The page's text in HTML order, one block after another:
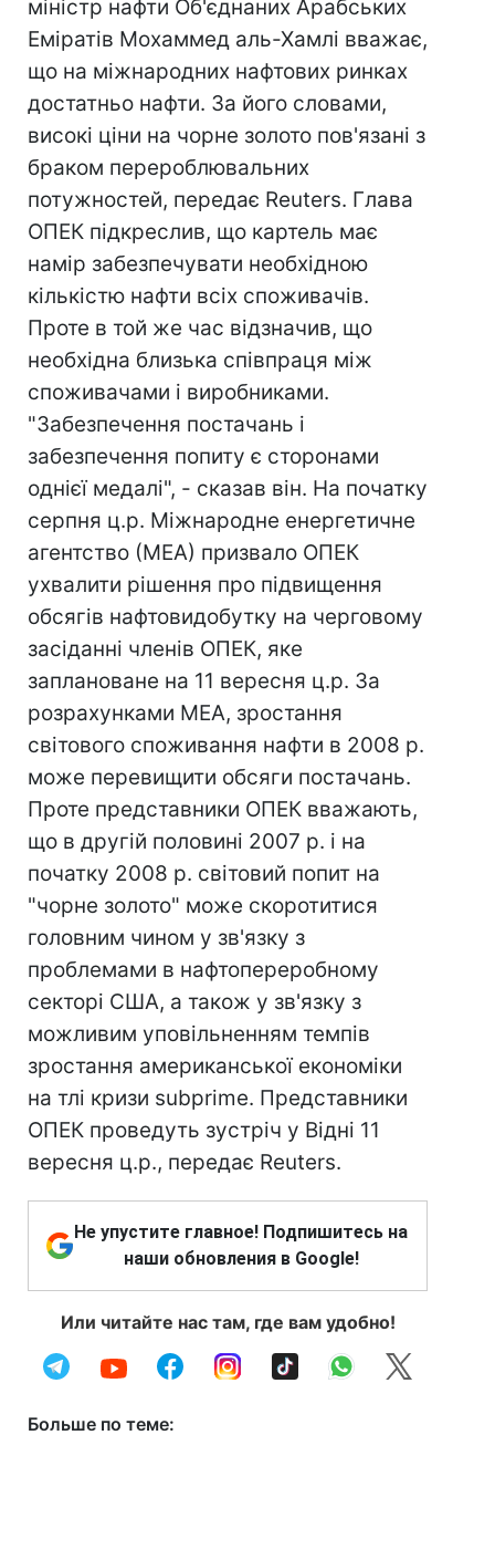
міністр нафти Об'єднаних Арабських
Еміратів Мохаммед аль-Хамлі вважає,
що на міжнародних нафтових ринках
достатньо нафти. За його словами,
високі ціни на чорне золото пов'язані з
браком перероблювальних
потужностей, передає Reuters. Глава
ОПЕК підкреслив, що картель має
намір забезпечувати необхідною
кількістю нафти всіх споживачів.
Проте в той же час відзначив, що
необхідна близька співпраця між
споживачами і виробниками.
"Забезпечення постачань і
забезпечення попиту є сторонами
однієї медалі", - сказав він. На початку
серпня ц.р. Міжнародне енергетичне
агентство (МЕА) призвало ОПЕК
ухвалити рішення про підвищення
обсягів нафтовидобутку на черговому
засіданні членів ОПЕК, яке
заплановане на 11 вересня ц.р. За
розрахунками МЕА, зростання
світового споживання нафти в 2008 р.
може перевищити обсяги постачань.
Проте представники ОПЕК вважають,
що в другій половині 2007 р. і на
початку 2008 р. світовий попит на
"чорне золото" може скоротитися
головним чином у зв'язку з
проблемами в нафтопереробному
секторі США, а також у зв'язку з
можливим уповільненням темпів
зростання американської економіки
на тлі кризи subprime. Представники
ОПЕК проведуть зустріч у Відні 11
вересня ц.р., передає Reuters.
Не упустите главное! Подпишитесь на
наши обновления в Google!
Или читайте нас там, где вам удобно!
Больше по теме: